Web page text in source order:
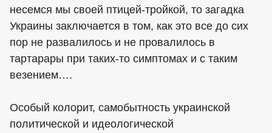
несемся мы своей птицей-тройкой, то загадка
Украины заключается в том, как это все до сих
пор не развалилось и не провалилось в
тартарары при таких-то симптомах и с таким
везением….
Особый колорит, самобытность украинской
политической и идеологической